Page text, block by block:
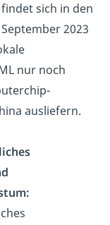
findet sich in den
2023
nur noch
ausliefern.